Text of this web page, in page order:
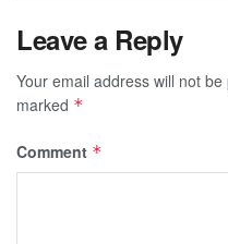
Leave a Reply
Your email address will not be
marked *
Comment *